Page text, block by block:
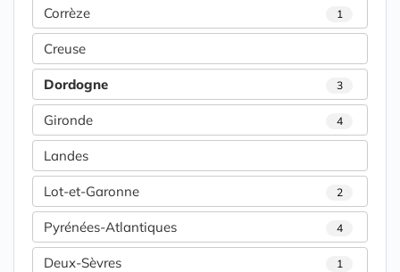
Corrèze 1
Creuse
Dordogne 3
Gironde 4
Landes
Lot-et-Garonne 2
Pyrénées-Atlantiques 4
Deux-Sèvres 1